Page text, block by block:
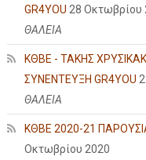
GR4YOU 28 Οκτωβρίου
ΘΑΛΕΙΑ
ΚΘΒΕ - ΤΑΚΗΣ
ΣΥΝΕΝΤΕΥΞΗ GR4YOU
ΘΑΛΕΙΑ
ΚΘΒΕ 2020-21
Οκτωβρίου 2020